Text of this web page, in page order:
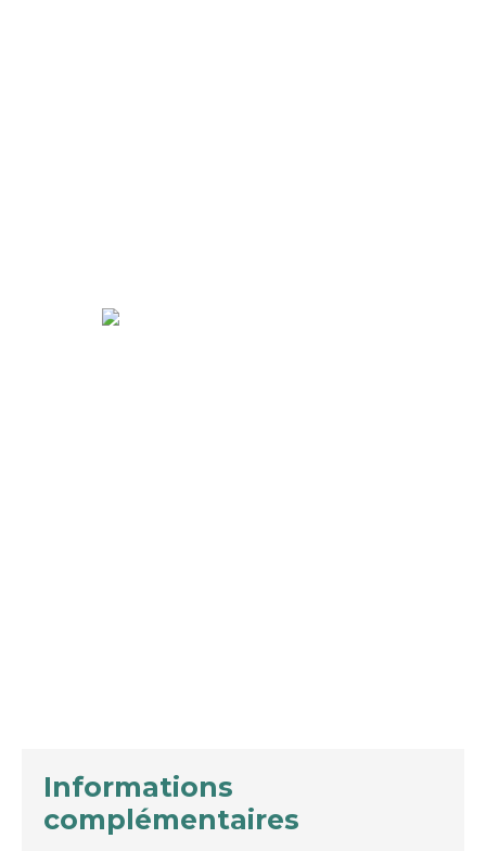
Informations
complémentaires